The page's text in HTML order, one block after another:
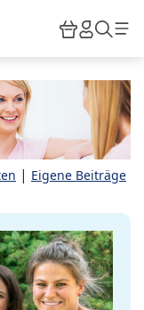
HiPP
| Eigene Beiträge